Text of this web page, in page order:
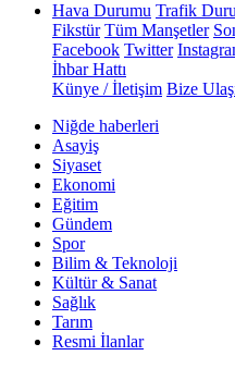
Hava Durumu Trafik
Fikstür Tüm Manşetler
Facebook Twitter
İhbar Hattı
Künye / İletişim Bize
Niğde haberleri
Asayiş
Siyaset
Ekonomi
Eğitim
Gündem
Spor
Bilim & Teknoloji
Kültür & Sanat
Sağlık
Tarım
Resmi İlanlar